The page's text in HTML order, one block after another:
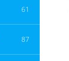
61
87